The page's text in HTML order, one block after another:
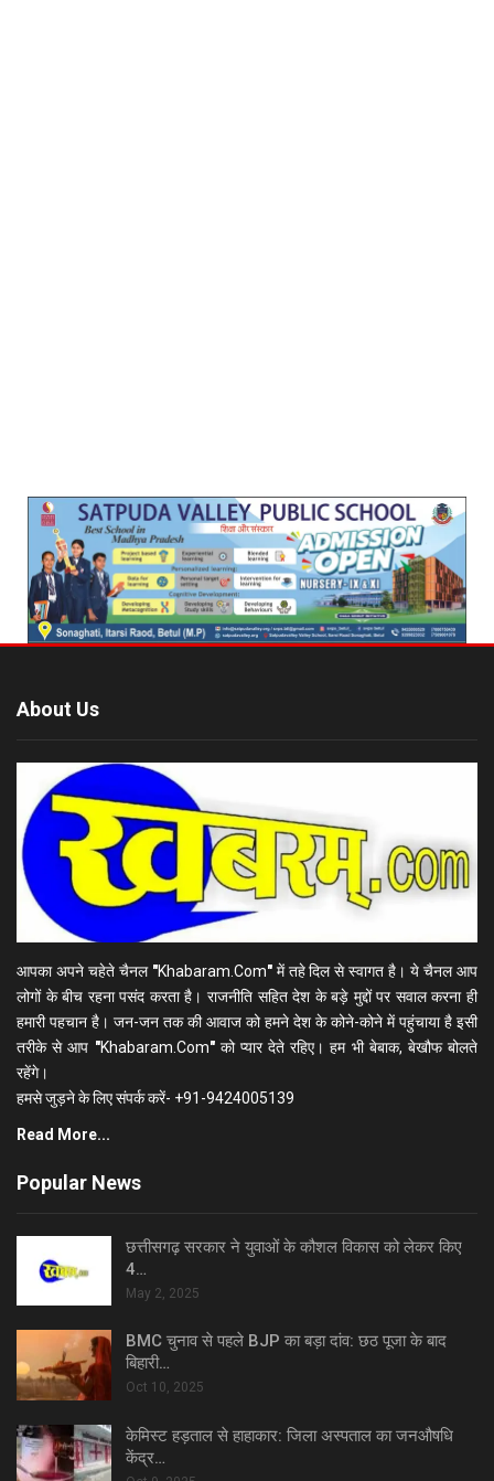
About Us
आपका अपने चहेते चैनल "Khabaram.Com"में तहे दिल से स्वागत है। ये चैनल आप
लोगों के बीच रहना पसंद करता है। राजनीति सहित देश के बड़े मुद्दों पर सवाल करना ही
हमारी पहचान है। जन-जन तक की आवाज को हमने देश के कोने-कोने में पहुंचाया है इसी
तरीके से आप "Khabaram.Com"को प्यार देते रहिए। हम भी बेबाक, बेखौफ बोलते
रहेंगे।
हमसे जुड़ने के लिए संपर्क करें- +91-9424005139
Read More...
Popular News
छत्तीसगढ़ सरकार ने युवाओं के कौशल विकास को लेकर किए
4…
May 2, 2025
BMC चुनाव से पहले BJP का बड़ा दांव: छठ पूजा के बाद
बिहारी…
Oct 10, 2025
केमिस्ट हड़ताल से हाहाकार: जिला अस्पताल का जनऔषधि
केंद्र…